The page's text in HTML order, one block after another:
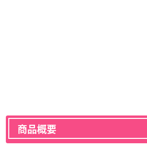
商品概要